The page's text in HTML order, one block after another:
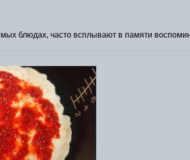
блюдах, часто всплывают в памяти